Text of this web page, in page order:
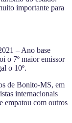
importante para
– Ano base
o 7º maior emissor
o 10º.
de Bonito-MS, em
internacionais
empatou com outros